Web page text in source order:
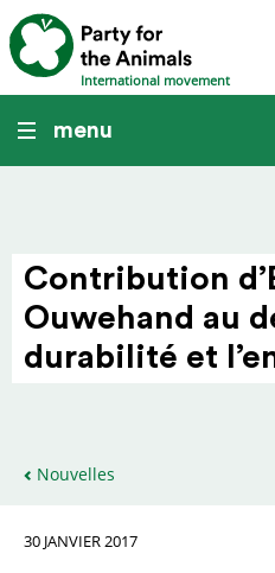
International movement
menu
Contri­bution
Ouwehand au
dura­bilité et
Nouvelles
30 JANVIER 2017